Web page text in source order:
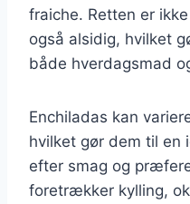
fraiche. Retten er
også alsidig, hvilket
både hverdagsmad
Enchiladas kan
hvilket gør dem til en
efter smag og
foretrækker kylling,